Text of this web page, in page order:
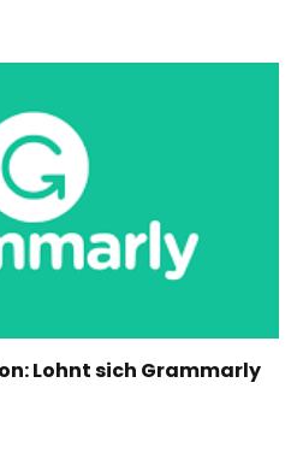
Lohnt sich Grammarly